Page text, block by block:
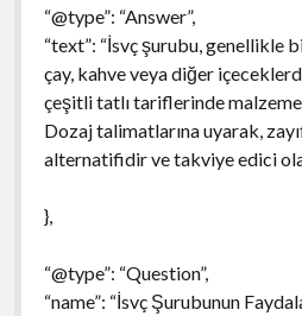
“@type”: “Answer”,
“text”: “İsvç şurubu, genellikle
çay, kahve veya diğer
çeşitli tatlı tariflerinde
Dozaj talimatlarına uyarak,
alternatifidir ve takviye edici
},
“@type”: “Question”,
“name”: “İsvç Şurubunun